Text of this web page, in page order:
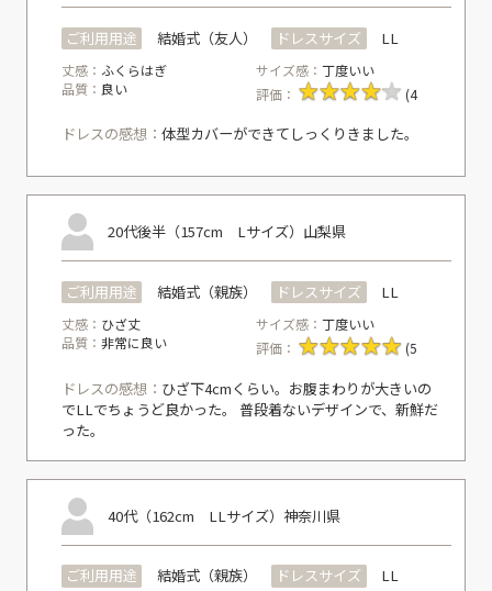
ご利用用途 結婚式（友人） ドレスサイズ LL
丈感： ふくらはぎ サイズ感：丁度いい
品質： 良い 評価： (4
ドレスの感想： 体型カバーができてしっくりきました。
20代後半（157cm Lサイズ） 山梨県
ご利用用途 結婚式（親族） ドレスサイズ LL
丈感： ひざ丈 サイズ感：丁度いい
品質： 非常に良い 評価： (5
ドレスの感想： ひざ下4cmくらい。お腹まわりが大きいの
でLLでちょうど良かった。 普段着ないデザインで、新鮮だ
った。
40代（162cm LLサイズ） 神奈川県
ご利用用途 結婚式（親族） ドレスサイズ LL